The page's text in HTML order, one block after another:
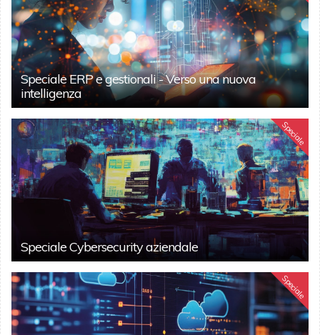
Speciale ERP e gestionali - Verso una nuova
intelligenza
Speciale
Speciale Cybersecurity aziendale
Speciale